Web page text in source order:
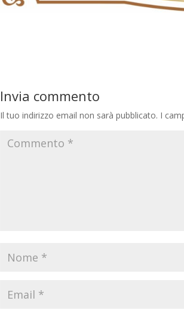
Invia commento
Il tuo indirizzo email non sarà pubblicato. I